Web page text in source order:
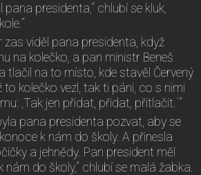
presidenta,“ chlubí se kluk,
zas viděl pana presidenta, když
na kolečko, a pan ministr Beneš
tlačil na to místo, kde stavěl Červený
to kolečko vezl, tak ti páni, co s nimi
,Tak jen přidat, přidat, přitlačit.´“
pana presidenta pozvat, aby se
k nám do školy. A přinesla
a jehnědy. Pan president měl
do školy,“ chlubí se malá žabka.